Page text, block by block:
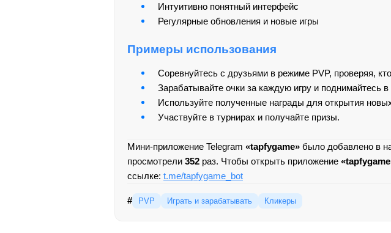
Интуитивно понятный интерфейс
Регулярные обновления и новые игры
Примеры использования
Соревнуйтесь с друзьями в режиме PVP, проверяя,
Зарабатывайте очки за каждую игру и поднимайтесь в
Используйте полученные награды для открытия
Участвуйте в турнирах и получайте призы.
Мини-приложение Telegram «tapfygame» было добавлено в
просмотрели 352 раз. Чтобы открыть приложение
ссылке: t.me/tapfygame_bot
# PVP Играть и зарабатывать Кликеры